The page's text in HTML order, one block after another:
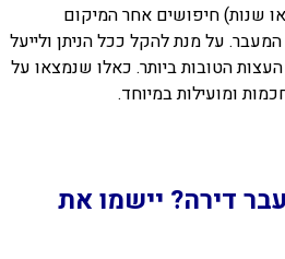
שנות) חיפושים אחר המיקום
על מנת להקל ככל הניתן ולייעל
הטובות ביותר. כאלו שנמצאו על
ומועילות במיוחד.
דירה? יישמו את